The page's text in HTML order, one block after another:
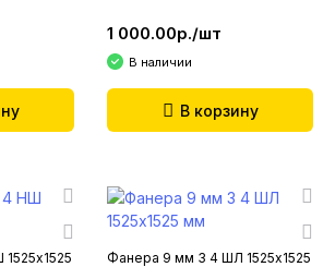
1 000.00р./шт
В наличии
В корзину
Фанера 9 мм 3 4 ШЛ 1525х1525